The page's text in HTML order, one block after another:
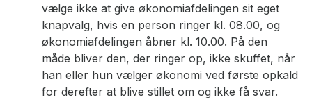
vælge ikke at give økonomiafdelingen sit eget
knapvalg, hvis en person ringer kl. 08.00, og
økonomiafdelingen åbner kl. 10.00. På den
måde bliver den, der ringer op, ikke skuffet, når
han eller hun vælger økonomi ved første opkald
for derefter at blive stillet om og ikke få svar.